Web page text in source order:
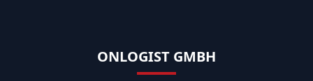
ONLOGIST GMBH